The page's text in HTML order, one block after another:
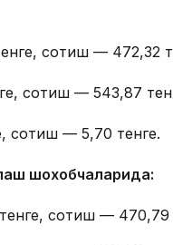
сотиш — 472,32
сотиш — 543,87
сотиш — 5,70 тенге.
шохобчаларида:
сотиш — 470,79